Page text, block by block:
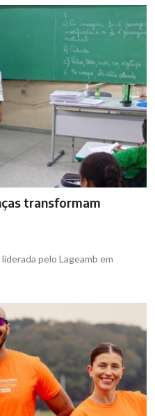
transformam
pelo Lageamb em